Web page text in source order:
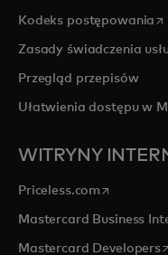
Kodeks postępowania
Zasady świadczenia
Przegląd przepisów
Ułatwienia dostępu w
WITRYNY
Priceless.com opens in a
Mastercard Business
Mastercard Developers